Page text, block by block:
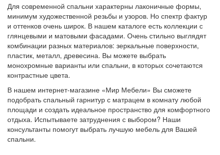
Для современной спальни характерны лаконичные формы,
минимум художественной резьбы и узоров. Но спектр фактур
и оттенков очень широк. В нашем каталоге есть коллекции с
глянцевыми и матовыми фасадами. Очень стильно выглядят
комбинации разных материалов: зеркальные поверхности,
пластик, металл, древесина. Вы можете выбрать
монохромные варианты или спальни, в которых сочетаются
контрастные цвета.
В нашем интернет-магазине «Мир Мебели» Вы сможете
подобрать спальный гарнитур с матрацем в комнату любой
площади и создать идеальное пространство для комфортного
отдыха. Испытываете затруднения с выбором? Наши
консультанты помогут выбрать лучшую мебель для Вашей
спальни.